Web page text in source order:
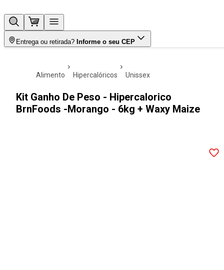
Entrega ou retirada? Informe o seu CEP
alimento hipercalóricos unissex
Kit Ganho De Peso - Hipercalorico
BrnFoods -Morango - 6kg + Waxy Maize